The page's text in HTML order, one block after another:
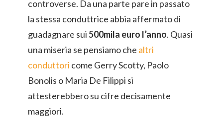
controverse. Da una parte pare in passato
la stessa conduttrice abbia affermato di
guadagnare sui500mila euro l’anno. Quasi
una miseria se pensiamo che altri
conduttori come Gerry Scotty, Paolo
Bonolis o Maria De Filippi si
attesterebbero su cifre decisamente
maggiori.